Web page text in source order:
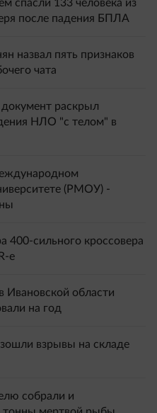
спасли 133 человека из
после падения БПЛА
назвал пять признаков
чата
раскрыл
НЛО "с телом" в
(РМОУ) -
400-сильного кроссовера
e
Ивановской области
на год
взрывы на складе
собрали и